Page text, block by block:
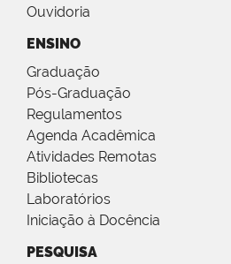
Ouvidoria
ENSINO
Graduação
Pós-Graduação
Regulamentos
Agenda Acadêmica
Atividades Remotas
Bibliotecas
Laboratórios
Iniciação à Docência
PESQUISA